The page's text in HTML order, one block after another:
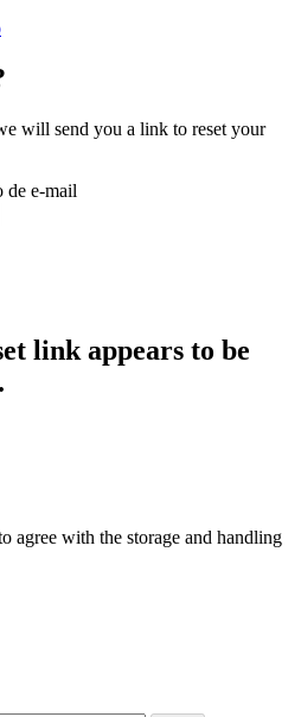
will send you a link to reset your
de e-mail
link appears to be
agree with the storage and handling